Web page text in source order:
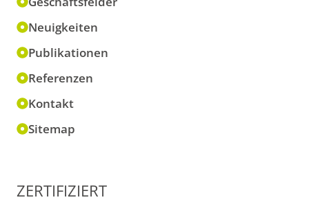
Neuigkeiten
Publikationen
Referenzen
Kontakt
Sitemap
ZERTIFIZIERT